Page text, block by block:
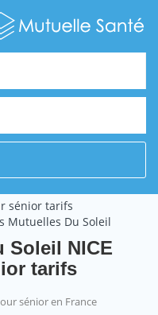
sénior tarifs
Mutuelles Du Soleil
Soleil NICE
tarifs
sénior en France